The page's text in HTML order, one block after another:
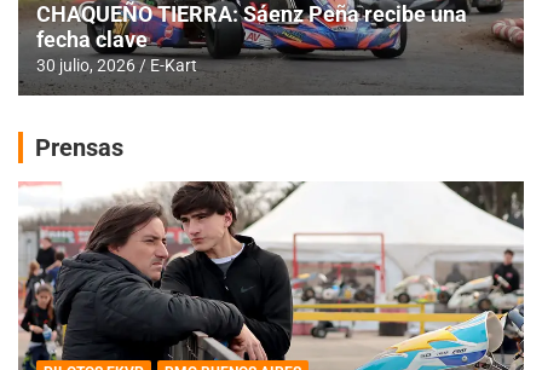
CHAQUEÑO TIERRA: Sáenz Peña recibe una
fecha clave
30 julio, 2026 E-Kart
Prensas